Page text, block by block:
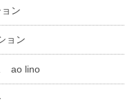
ン
ョン
ao lino